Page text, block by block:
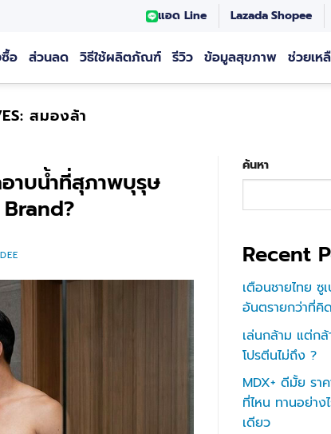
แอด Line LazadaShopee
อ ส่วนลด วิธีใช้ผลิตภัณฑ์ รีวิว ข้อมูลสุขภาพ ช่วยเห
สมองล้า
อาบน้ำที่สุภาพบุรุษ
ค้นหา
Recent
เตือนชายไทย ซู
อันตรายกว่าที่คิด
เล่นกล้าม แต่กล้
โปรตีนไม่ถึง ?
MDX+ ดีมั้ย ราค
ที่ไหน ทานอย่าง
เดียว